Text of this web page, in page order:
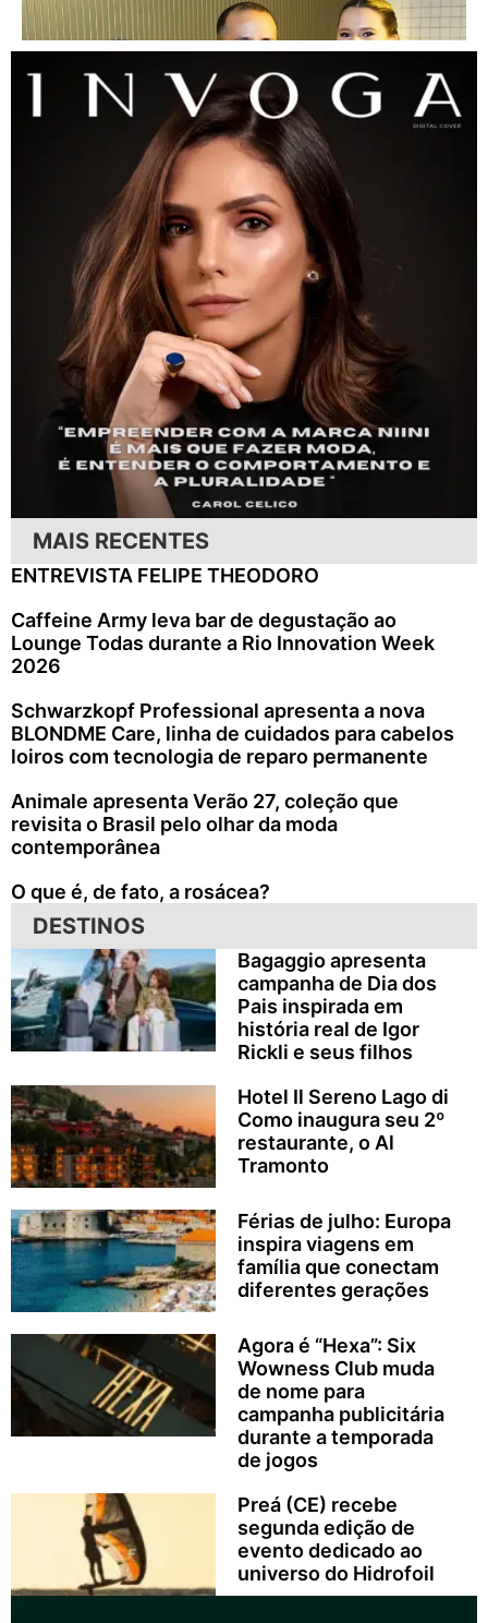
MAIS RECENTES
ENTREVISTA FELIPE THEODORO
Caffeine Army leva bar de degustação ao
Lounge Todas durante a Rio Innovation Week
2026
Schwarzkopf Professional apresenta a nova
BLONDME Care, linha de cuidados para cabelos
loiros com tecnologia de reparo permanente
Animale apresenta Verão 27, coleção que
revisita o Brasil pelo olhar da moda
contemporânea
O que é, de fato, a rosácea?
DESTINOS
Bagaggio apresenta
campanha de Dia dos
Pais inspirada em
história real de Igor
Rickli e seus filhos
Hotel Il Sereno Lago di
Como inaugura seu 2º
restaurante, o Al
Tramonto
Férias de julho: Europa
inspira viagens em
família que conectam
diferentes gerações
Agora é “Hexa”: Six
Wowness Club muda
de nome para
campanha publicitária
durante a temporada
de jogos
Preá (CE) recebe
segunda edição de
evento dedicado ao
universo do Hidrofoil